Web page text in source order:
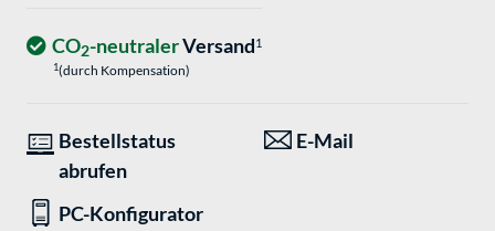
CO2-neutralerVersand1
1(durch Kompensation)
Bestellstatus
abrufen
E-Mail
PC-Konfigurator